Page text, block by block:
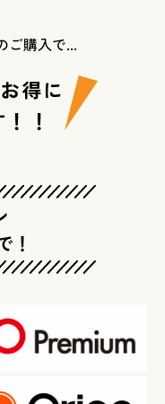
ご購入で...
得に
！
！